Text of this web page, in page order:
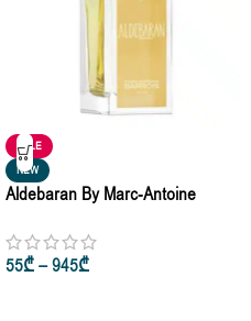
SALE
NEW
Aldebaran By Marc-Antoine
De Parfum 30ml • 100ml
55₾–945₾